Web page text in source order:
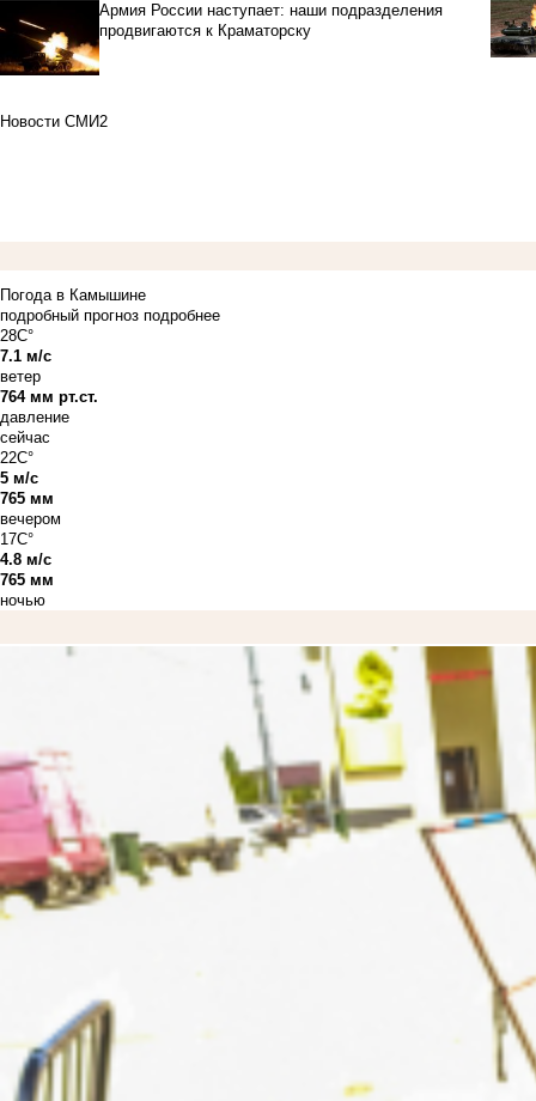
Армия России наступает: наши подразделения
продвигаются к Краматорску
Новости СМИ2
Погода в Камышине
подробный прогноз подробнее
28C°
7.1 м/с
ветер
764 мм рт.ст.
давление
сейчас
22C°
5 м/с
765 мм
вечером
17C°
4.8 м/с
765 мм
ночью